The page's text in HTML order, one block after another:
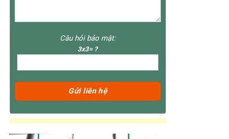
Câu hỏi bảo mật:
3x3= ?